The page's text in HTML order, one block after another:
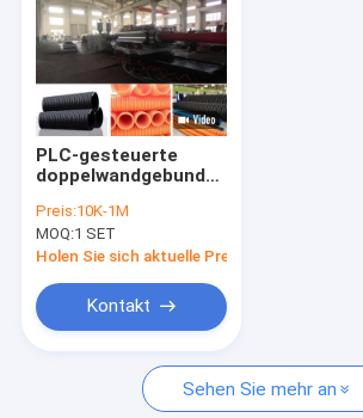
Kabel-Schutz-Rohr-Verdrängungs-Linie
Kunststoffrohr-Extrusionslinie
PLC-gesteuerte
doppelwandgebundene
mit einer Kapazität
von 100-1000 kg/h
und einem
von 32 mm-1600 mm
Preis:10K-1M
MOQ:1 SET
Holen Sie sich aktuelle Preis
Kontakt
Sehen Sie mehr an